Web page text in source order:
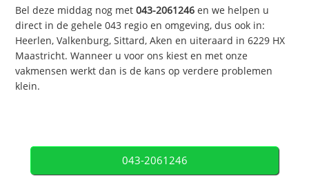
Bel deze middag nog met043-2061246 en we helpen u
direct in de gehele 043 regio en omgeving, dus ook in:
Heerlen, Valkenburg, Sittard, Aken en uiteraard in 6229 HX
Maastricht. Wanneer u voor ons kiest en met onze
vakmensen werkt dan is de kans op verdere problemen
klein.
043-2061246